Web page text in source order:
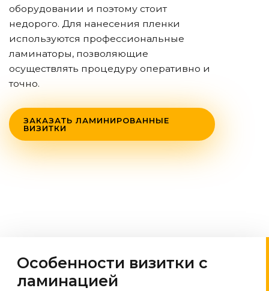
оборудовании и поэтому стоит
недорого. Для нанесения пленки
используются профессиональные
ламинаторы, позволяющие
осуществлять процедуру оперативно и
точно.
ЗАКАЗАТЬ ЛАМИНИРОВАННЫЕ
ВИЗИТКИ
Особенности визитки с
ламинацией